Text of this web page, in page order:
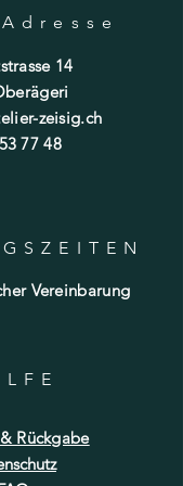
14
zeisig.ch
77 48
N
Vereinbarung
E
Rückgabe